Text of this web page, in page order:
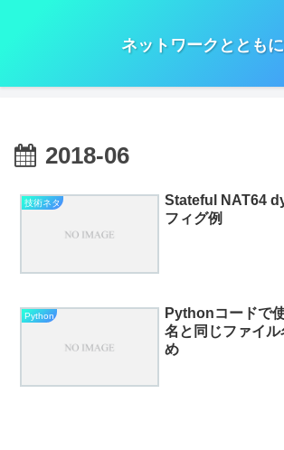
ネットワークとともに
2018-06
技術ネタ
Stateful NAT64
フィグ例
Python
Pythonコードで
名と同じファイ
め